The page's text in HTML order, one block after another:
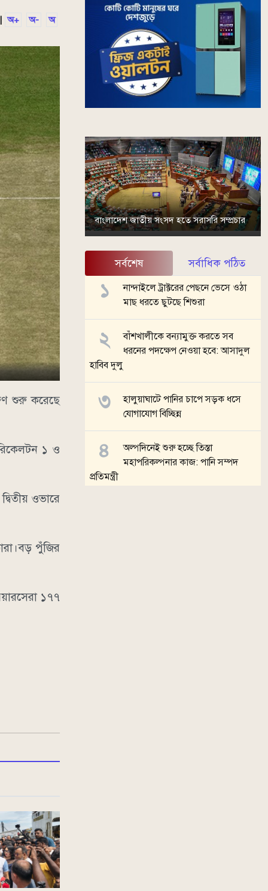
অ+ অ- অ
শুরু করেছে
১ ও
ওভারে
পুঁজির
১৭৭
বাংলাদেশ জাতীয় সংসদ হতে সরাসরি সম্প্রচার
সর্বশেষ সর্বাধিক পঠিত
নান্দাইলে ট্রাক্টরের পেছনে ভেসে ওঠা
মাছ ধরতে ছুটছে শিশুরা
বাঁশখালীকে বন্যামুক্ত করতে সব
ধরনের পদক্ষেপ নেওয়া হবে: আসাদুল
হাবিব দুলু
হালুয়াঘাটে পানির চাপে সড়ক ধসে
যোগাযোগ বিচ্ছিন্ন
অল্পদিনেই শুরু হচ্ছে তিস্তা
মহাপরিকল্পনার কাজ: পানি সম্পদ
প্রতিমন্ত্রী